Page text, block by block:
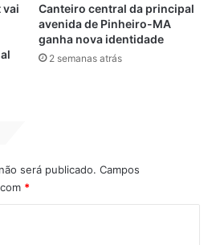
post on Instagram
vai
Canteiro central da principal
avenida de Pinheiro-MA
ganha nova identidade
2 semanas atrás
será publicado. Campos
*